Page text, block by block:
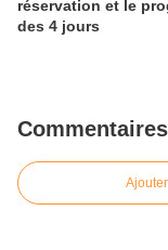
réservation et le
des 4 jours
Commentaires